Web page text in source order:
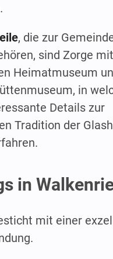
, die zur
sind Zorge
Heimatmuseum
in
Details zur
Tradition der
in
mit einer